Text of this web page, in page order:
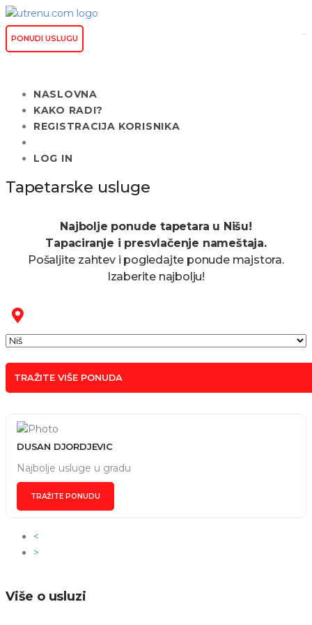
PONUDI USLUGU
NASLOVNA
KAKO RADI?
REGISTRACIJA KORISNIKA
LOG IN
Tapetarske usluge
Najbolje ponude tapetara u Nišu!
Tapaciranje i presvlačenje nameštaja.
Pošaljite zahtev i pogledajte ponude majstora.
Izaberite najbolju!
TRAŽITE VIŠE PONUDA
DUSAN DJORDJEVIC
Najbolje usluge u gradu
TRAŽITE PONUDU
<
>
Više o usluzi